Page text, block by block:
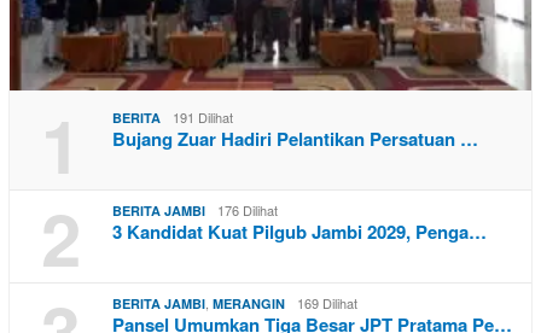
1 BERITA 191 Dilihat
Bujang Zuar Hadiri Pelantikan Persatuan …
2 BERITA JAMBI 176 Dilihat
3 Kandidat Kuat Pilgub Jambi 2029, Penga…
BERITA JAMBI, MERANGIN 169 Dilihat
Pansel Umumkan Tiga Besar JPT Pratama Pe…